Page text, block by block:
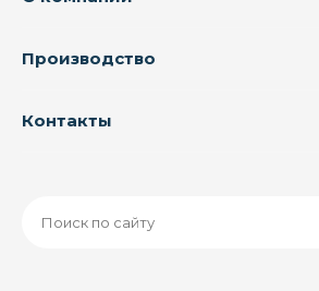
Производство
Контакты